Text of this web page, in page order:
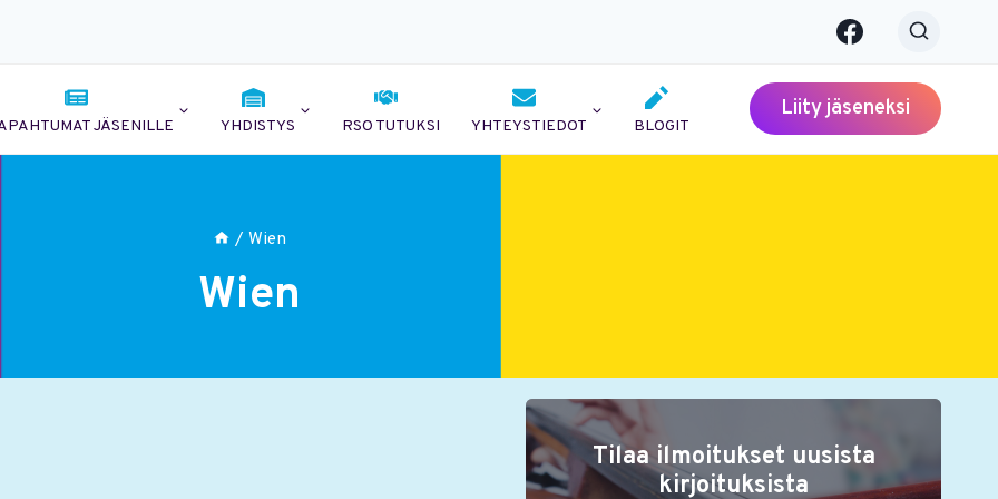
JÄSENILLE YHDISTYS RSO TUTUKSI YHTEYSTIEDOT BLOGIT
Liity jäseneksi
/ Wien
Wien
Tilaa ilmoitukset uusista
kirjoituksista